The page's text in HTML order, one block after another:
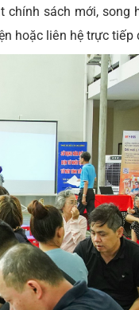
chính sách mới, song
hoặc liên hệ trực tiếp